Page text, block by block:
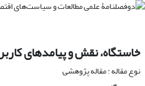
خاستگاه، نقش و پیامدهای
نوع مقاله : مقاله پژوهشی